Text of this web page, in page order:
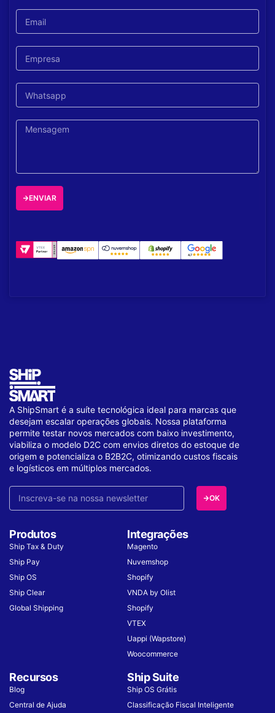
ENVIAR
A ShipSmart é a suíte tecnológica ideal para marcas que
desejam escalar operações globais. Nossa plataforma
permite testar novos mercados com baixo investimento,
viabiliza o modelo D2C com envios diretos do estoque de
origem e potencializa o B2B2C, otimizando custos fiscais
e logísticos em múltiplos mercados.
OK
Produtos
Ship Tax & Duty
Ship Pay
Ship OS
Ship Clear
Global Shipping
Integrações
Magento
Nuvemshop
Shopify
VNDA by Olist
Shopify
VTEX
Uappi (Wapstore)
Woocommerce
Recursos
Blog
Central de Ajuda
Ship Suite
Ship OS Grátis
Classificação Fiscal Inteligente